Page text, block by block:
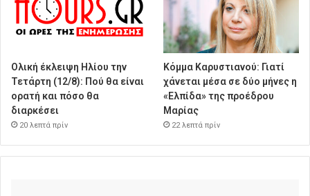
Ολική έκλειψη Ηλίου την
Τετάρτη (12/8): Πού θα είναι
ορατή και πόσο θα
διαρκέσει
20 λεπτά πρίν
Κόμμα Καρυστιανού: Γιατί
χάνεται μέσα σε δύο μήνες η
«Ελπίδα» της προέδρου
Μαρίας
22 λεπτά πρίν